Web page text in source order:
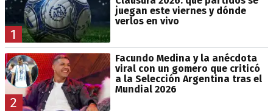
1
juegan este viernes y dónde
verlos en vivo
2
Facundo Medina y la anécdota
viral con un gomero que criticó
a la Selección Argentina tras el
Mundial 2026